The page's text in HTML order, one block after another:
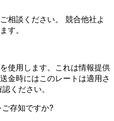
相談ください。 競合他社よ
す。
使用します。これは情報提供
金時にはこのレートは適用さ
ください。
存知ですか?